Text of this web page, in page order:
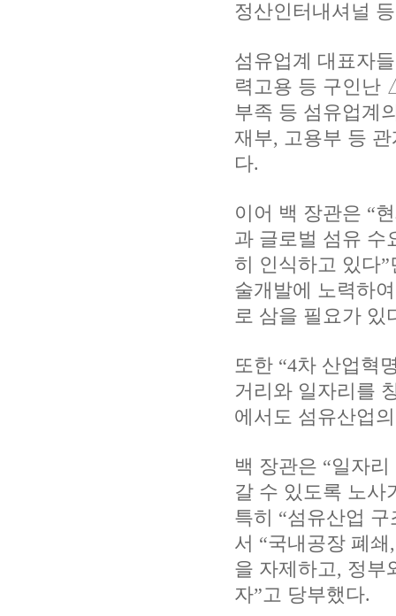
정산인터내셔널
섬유업계 대표자
력고용 등 구인난
부족 등 섬유업계
재부, 고용부 등
다.
이어 백 장관은 “
과 글로벌 섬유 수
히 인식하고 있다
술개발에 노력하
로 삼을 필요가 있
또한 “4차 산업혁
거리와 일자리를
에서도 섬유산업
백 장관은 “일자
갈 수 있도록 노사
특히 “섬유산업
서 “국내공장 폐
을 자제하고, 정부
자”고 당부했다.